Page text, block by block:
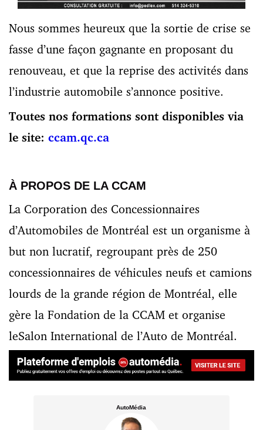
AutoMédia
Nous sommes heureux que la sortie de crise se
fasse d’une façon gagnante en proposant du
renouveau, et que la reprise des activités dans
l’industrie automobile s’annonce positive.
Toutes nos formations sont disponibles via
le site: ccam.qc.ca
À PROPOS DE LA CCAM
La Corporation des Concessionnaires
d’Automobiles de Montréal est un organisme à
but non lucratif, regroupant près de 250
concessionnaires de véhicules neufs et camions
lourds de la grande région de Montréal, elle
gère la Fondation de la CCAM et organise
leSalon International de l’Auto de Montréal.